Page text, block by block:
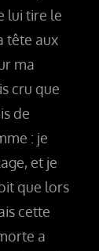
lui tire le
tête aux
ma
cru que
de
: je
et je
que lors
cette
a